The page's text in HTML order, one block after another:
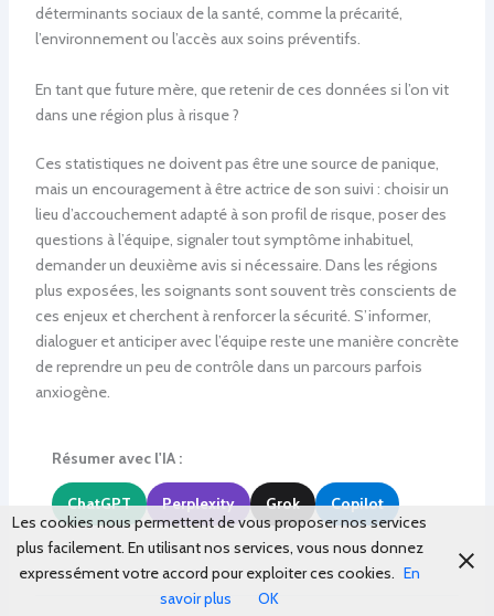
déterminants sociaux de la santé, comme la précarité,
l’environnement ou l’accès aux soins préventifs.
En tant que future mère, que retenir de ces données si l’on vit
dans une région plus à risque ?
Ces statistiques ne doivent pas être une source de panique,
mais un encouragement à être actrice de son suivi : choisir un
lieu d’accouchement adapté à son profil de risque, poser des
questions à l’équipe, signaler tout symptôme inhabituel,
demander un deuxième avis si nécessaire. Dans les régions
plus exposées, les soignants sont souvent très conscients de
ces enjeux et cherchent à renforcer la sécurité. S’informer,
dialoguer et anticiper avec l’équipe reste une manière concrète
de reprendre un peu de contrôle dans un parcours parfois
anxiogène.
Résumer avec l'IA :
ChatGPT Perplexity Grok
Copilot
Les cookies nous permettent de vous proposer nos services
plus facilement. En utilisant nos services, vous nous donnez
expressément votre accord pour exploiter ces cookies. En
savoir plus
OK